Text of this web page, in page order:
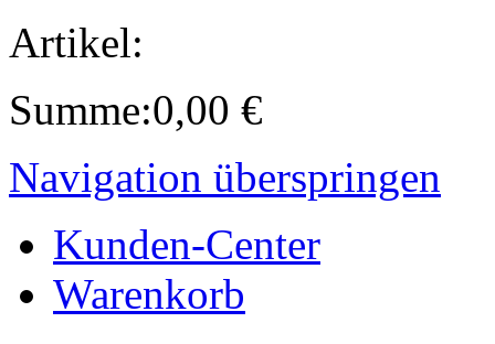
Artikel:
Summe:0,00 €
Navigation überspringen
Kunden-Center
Warenkorb